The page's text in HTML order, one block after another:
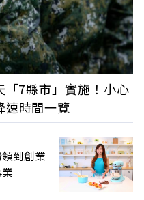
7縣市」實施！小心
速時間一覽
到創業